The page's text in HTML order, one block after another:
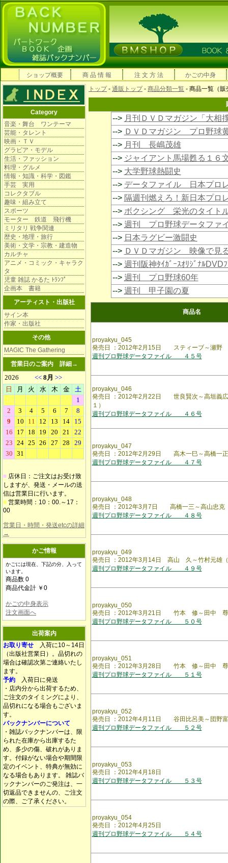
ショップ概要 商 品 情 報 注 文 方 法 かごの中身
Category
音楽・舞台 ワンテーマ
芸能・タレント
映画・ＴＶ
グラビア・モデル
生活・ファッション
料理・グルメ
情報・知識・科学・図鑑
手芸 実用
コレクタブル
趣味・組み立て
スポーツ
モーター 鉄道 飛行機
ミリタリ 戦争関連
歴史・地理・旅行
美術・文学・宗教・建造物
カルチャ
アニメ・コミック・キャラク
タ
児童 雑誌 かるた ﾄﾗﾝﾌﾟ
企画本 書籍
アーティスト・出版社
サイン本
作家・出版社
その他
MAGIC The Gathering
営業日のご案内 詳細→
■ 店休日：ご注文はお受け致
しますが、発送・メールの送
信は営業日に行います。
■ 営業時間：10：00.～17：
00
営業日・時間・発送etcの詳細
→
かご情報
かごには現在、下記の分、入って
います。
商品数 0
商品代金計 ￥0
かごの中身表示
注文画面へ
出荷案内
お取り寄せ 入荷に10～14日
（出版社営業日）。品切れの
場合は確認次第ご連絡いたし
ます。
予約 入荷日に発送
・店内分から出荷するため、
ご注文のタイミングにより、
品切れになる場合もございま
す。
バックナンバーについて
・雑誌バックナンバーは、限
られた在庫から出庫するた
め、多少の傷、破れがありま
す。付録がない場合や期間限
定のイベント、特典が無効に
なる場合もあります。 雑誌バ
ックナンバーのご発注は、一
切返品できませんの、ご注文
の際、ご了承ください。
トップ- 通販トップ- 商品分類一覧 - 商品一覧（販
--> 月刊ＤＶＤマガジン「大相
--> ＤＶＤマガジン プロ野球
--> 月刊 長嶋茂雄
--> ジャイアント馬場甦る１６
--> 大学野球熱闘史
--> データファイル 日本プロ
--> 隔週刊燃えろ！新日本プロ
--> ボクシング 栄光のタイト
--> 週刊 プロ野球データファ
--> 日本ラグビー激闘史
--> ＤＶＤマガジン 映像で見
--> 週刊阪神ﾀｲｶﾞｰｽｵﾘｼﾞﾅﾙDVD
--> 週刊 プロ野球60年
--> 週刊 甲子園の夏
商品名
proyakyu_045
発売日 ：2012年2月15日 スティーブ～瀬野
週刊プロ野球データファイル ４５号
proyakyu_046
発売日 ：2012年2月22日 世良賢次～高垣義広
１）
週刊プロ野球データファイル ４６号
proyakyu_047
発売日 ：2012年2月29日 高木一巳～高橋一正
週刊プロ野球データファイル ４７号
proyakyu_048
発売日 ：2012年3月7日 高橋一三～高山忠克
週刊プロ野球データファイル ４８号
proyakyu_049
発売日 ：2012年3月14日 高山 久～竹村元雄
週刊プロ野球データファイル ４９号
proyakyu_050
発売日 ：2012年3月21日 竹本 修～田中 尊
週刊プロ野球データファイル ５０号
proyakyu_051
発売日 ：2012年3月28日 竹本 修～田中 尊
週刊プロ野球データファイル ５１号
proyakyu_052
発売日 ：2012年4月11日 谷田比呂美～団野富
週刊プロ野球データファイル ５２号
proyakyu_053
発売日 ：2012年4月18日
週刊プロ野球データファイル ５３号
proyakyu_054
発売日 ：2012年4月25日
週刊プロ野球データファイル ５４号